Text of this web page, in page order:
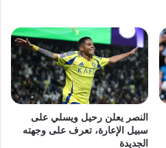
النصر يعلن رحيل ويسلي على
سبيل الإعارة، تعرف على وجهته
الجديدة